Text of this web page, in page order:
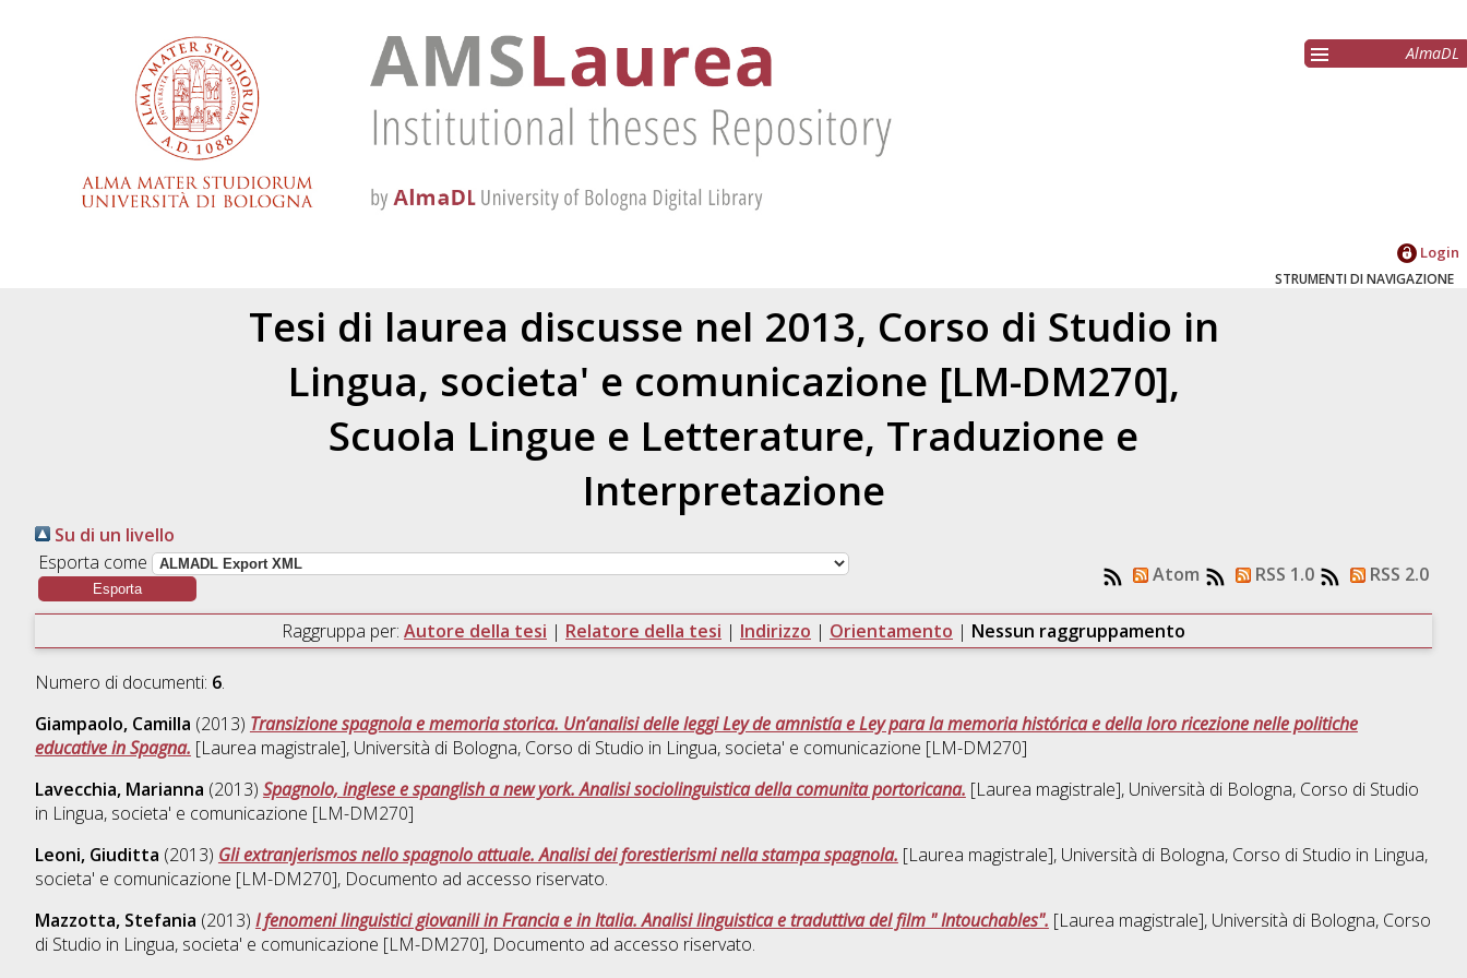
AlmaDL
Login
STRUMENTI DI NAVIGAZIONE
Tesi di laurea discusse nel 2013, Corso di Studio in
Lingua, societa' e comunicazione [LM-DM270],
Scuola Lingue e Letterature, Traduzione e
Interpretazione
Su di un livello
Esporta come
Atom RSS 1.0 RSS 2.0
Raggruppa per: Autore della tesi | Relatore della tesi | Indirizzo | Orientamento | Nessun raggruppamento
Numero di documenti: 6.
Giampaolo, Camilla (2013) Transizione spagnola e memoria storica. Un’analisi delle leggi Ley de amnistía e Ley para la memoria histórica e della loro ricezione nelle politiche
educative in Spagna. [Laurea magistrale], Università di Bologna, Corso di Studio in Lingua, societa' e comunicazione [LM-DM270]
Lavecchia, Marianna (2013) Spagnolo, inglese e spanglish a new york. Analisi sociolinguistica della comunita portoricana. [Laurea magistrale], Università di Bologna, Corso di Studio
in Lingua, societa' e comunicazione [LM-DM270]
Leoni, Giuditta (2013) Gli extranjerismos nello spagnolo attuale. Analisi dei forestierismi nella stampa spagnola. [Laurea magistrale], Università di Bologna, Corso di Studio in Lingua,
societa' e comunicazione [LM-DM270], Documento ad accesso riservato.
Mazzotta, Stefania (2013) I fenomeni linguistici giovanili in Francia e in Italia. Analisi linguistica e traduttiva del film " Intouchables". [Laurea magistrale], Università di Bologna, Corso
di Studio in Lingua, societa' e comunicazione [LM-DM270], Documento ad accesso riservato.